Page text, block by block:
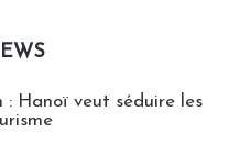
Hanoï veut séduire les